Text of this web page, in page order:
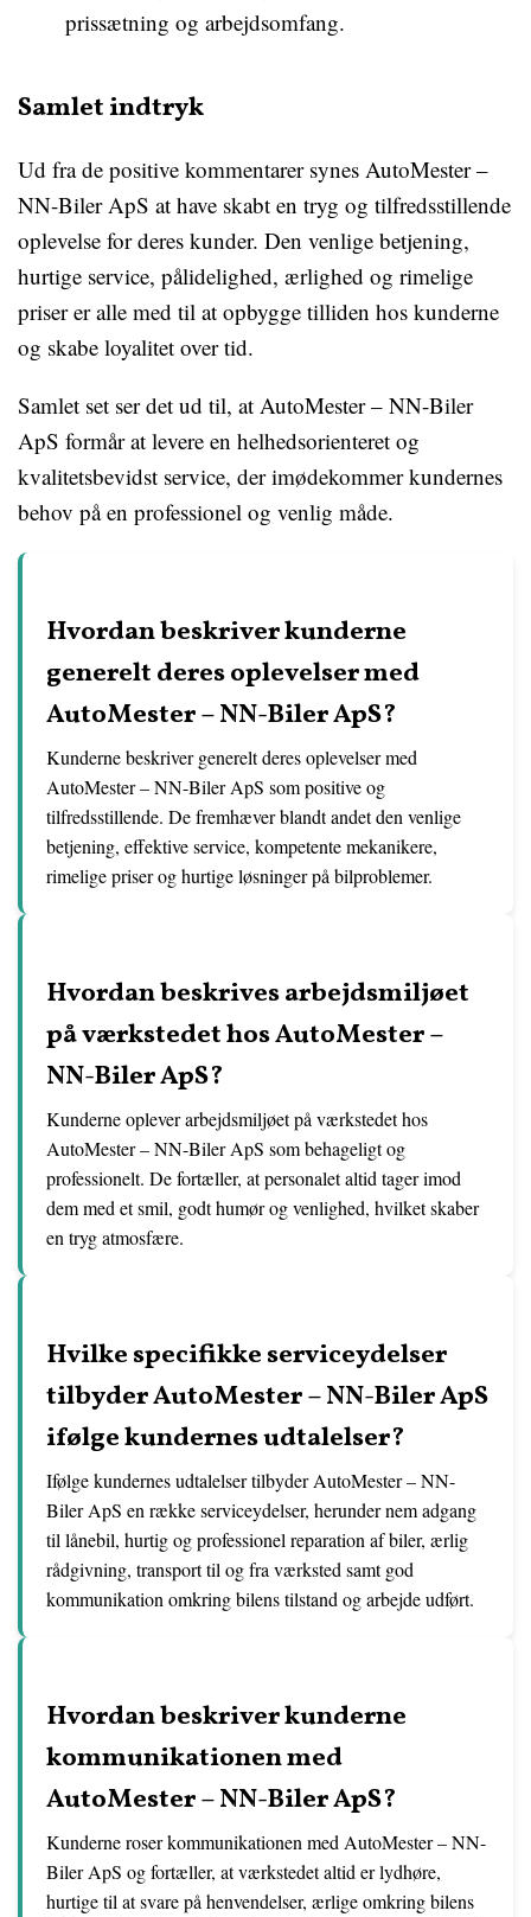
prissætning og arbejdsomfang.
Samlet indtryk
Ud fra de positive kommentarer synes AutoMester –
NN-Biler ApS at have skabt en tryg og tilfredsstillende
oplevelse for deres kunder. Den venlige betjening,
hurtige service, pålidelighed, ærlighed og rimelige
priser er alle med til at opbygge tilliden hos kunderne
og skabe loyalitet over tid.
Samlet set ser det ud til, at AutoMester – NN-Biler
ApS formår at levere en helhedsorienteret og
kvalitetsbevidst service, der imødekommer kundernes
behov på en professionel og venlig måde.
Hvordan beskriver kunderne
generelt deres oplevelser med
AutoMester – NN-Biler ApS?
Kunderne beskriver generelt deres oplevelser med
AutoMester – NN-Biler ApS som positive og
tilfredsstillende. De fremhæver blandt andet den venlige
betjening, effektive service, kompetente mekanikere,
rimelige priser og hurtige løsninger på bilproblemer.
Hvordan beskrives arbejdsmiljøet
på værkstedet hos AutoMester –
NN-Biler ApS?
Kunderne oplever arbejdsmiljøet på værkstedet hos
AutoMester – NN-Biler ApS som behageligt og
professionelt. De fortæller, at personalet altid tager imod
dem med et smil, godt humør og venlighed, hvilket skaber
en tryg atmosfære.
Hvilke specifikke serviceydelser
tilbyder AutoMester – NN-Biler ApS
ifølge kundernes udtalelser?
Ifølge kundernes udtalelser tilbyder AutoMester – NN-
Biler ApS en række serviceydelser, herunder nem adgang
til lånebil, hurtig og professionel reparation af biler, ærlig
rådgivning, transport til og fra værksted samt god
kommunikation omkring bilens tilstand og arbejde udført.
Hvordan beskriver kunderne
kommunikationen med
AutoMester – NN-Biler ApS?
Kunderne roser kommunikationen med AutoMester – NN-
Biler ApS og fortæller, at værkstedet altid er lydhøre,
hurtige til at svare på henvendelser, ærlige omkring bilens